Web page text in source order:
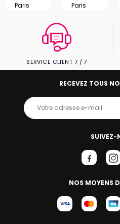
Paris
Paris
SERVICE CLIENT 7 / 7
SUIVEZ-
NOS MOYENS
RECEVEZ TOUS